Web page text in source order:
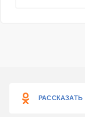
РАССКАЗАТЬ